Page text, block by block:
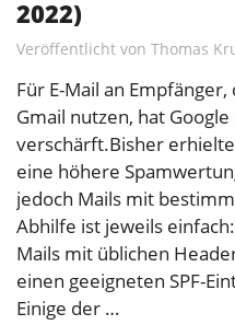
2022)
Veröffentlicht von Thomas
Für E-Mail an
Gmail nutzen, hat
verschärft.Bisher
eine höhere
jedoch Mails mit
Abhilfe ist jeweils
Mails mit üblichen
einen geeigneten SPF-
Einige der …